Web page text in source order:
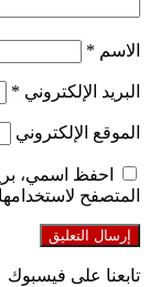
الاسم *
البريد الإلكتروني *
الموقع الإلكتروني
احفظ اسمي،
المتصفح
تابعنا على فيسبوك